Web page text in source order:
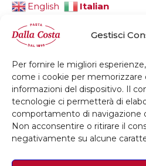
Gestisci
Per fornire le migliori
come i cookie per memorizzare
informazioni del dispositivo. Il
tecnologie ci permetterà di
comportamento di navigazione
Non acconsentire o ritirare il
negativamente su alcune
English Italian
© 2026 Dalla Costa Alimentare Srl
Privacy Policy Cookie Policy
Whistleblowing Accessibilità